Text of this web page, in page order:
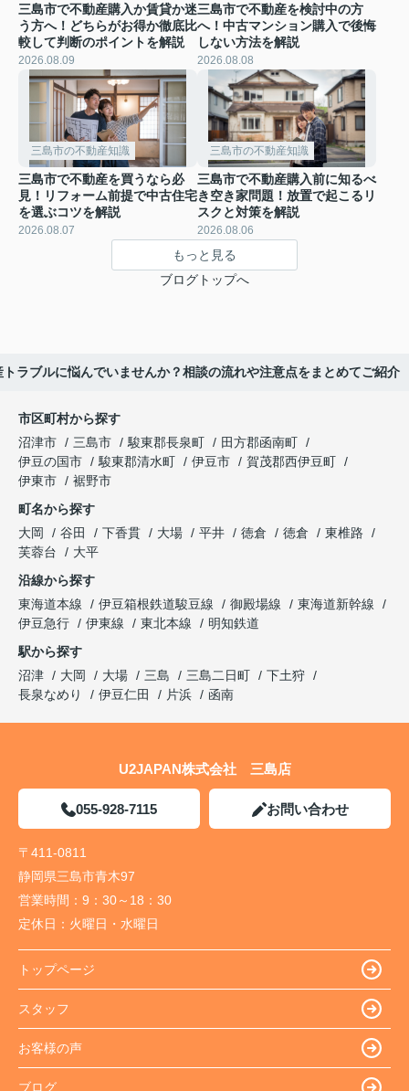
三島市で不動産購入か賃貸か迷
う方へ！どちらがお得か徹底比
較して判断のポイントを解説
2026.08.09
三島市で不動産を検討中の方
へ！中古マンション購入で後悔
しない方法を解説
2026.08.08
三島市の不動産知識
三島市で不動産を買うなら必
見！リフォーム前提で中古住宅
を選ぶコツを解説
2026.08.07
三島市の不動産知識
三島市で不動産購入前に知るべ
き空き家問題！放置で起こるリ
スクと対策を解説
2026.08.06
もっと見る
ブログトップへ
ラブルに悩んでいませんか？相談の流れや注意点をまとめてご紹介
市区町村から探す
沼津市
三島市 駿東郡長泉町
田方郡函南町
伊豆の国市
駿東郡清水町 伊豆市
賀茂郡西伊豆町
伊東市
裾野市
町名から探す
大岡
谷田 下香貫 大場 平井 徳倉 徳倉
東椎路
芙蓉台
大平
沿線から探す
東海道本線
伊豆箱根鉄道駿豆線 御殿場線
東海道新幹線
伊豆急行
伊東線 東北本線
明知鉄道
駅から探す
沼津
大岡 大場 三島 三島二日町
下土狩
長泉なめり
伊豆仁田 片浜 函南
U2JAPAN株式会社 三島店
055-928-7115 お問い合わせ
〒411-0811
静岡県三島市青木97
営業時間： 9：30～18：30
定休日： 火曜日・水曜日
トップページ
スタッフ
お客様の声
ブログ